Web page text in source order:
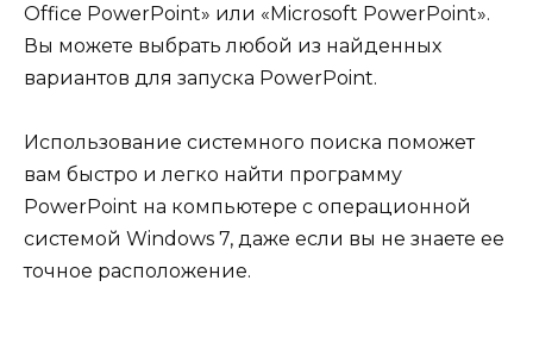
Office PowerPoint» или «Microsoft PowerPoint».
Вы можете выбрать любой из найденных
вариантов для запуска PowerPoint.
Использование системного поиска поможет
вам быстро и легко найти программу
PowerPoint на компьютере с операционной
системой Windows 7, даже если вы не знаете ее
точное расположение.